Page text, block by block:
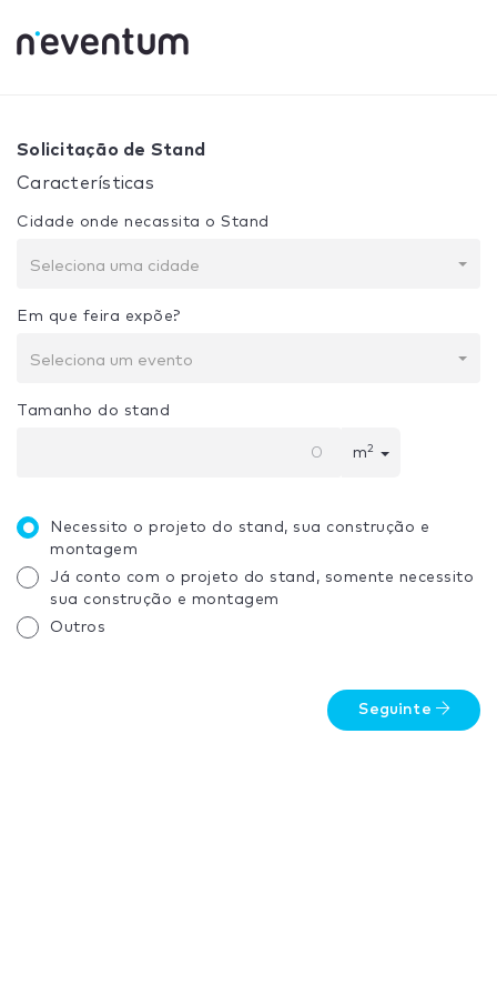
Sua seleção: Projeto + Construção
Solicitação de Stand
Características
Cidade onde necassita o Stand
Seleciona uma cidade
Em que feira expõe?
Seleciona um evento
Tamanho do stand
m2
Necessito o projeto do stand, sua construção e
montagem
Já conto com o projeto do stand, somente necessito
sua construção e montagem
Outros
Seguinte